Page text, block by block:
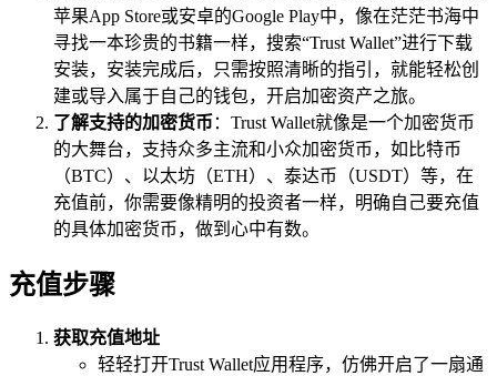
苹果App Store或安卓的Google Play中，像在茫茫书海中
寻找一本珍贵的书籍一样，搜索“Trust Wallet”进行下载
安装，安装完成后，只需按照清晰的指引，就能轻松创
建或导入属于自己的钱包，开启加密资产之旅。
了解支持的加密货币 ：Trust Wallet就像是一个加密货币
的大舞台，支持众多主流和小众加密货币，如比特币
（BTC）、以太坊（ETH）、泰达币（USDT）等，在
充值前，你需要像精明的投资者一样，明确自己要充值
的具体加密货币，做到心中有数。
充值步骤
获取充值地址
轻轻打开Trust Wallet应用程序，仿佛开启了一扇通